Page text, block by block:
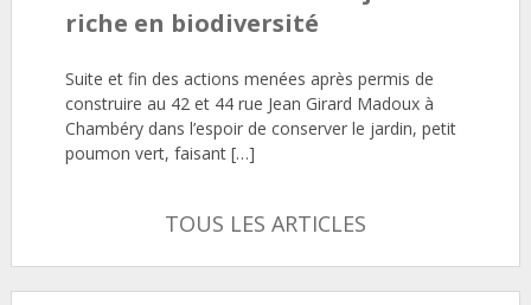
riche en biodiversité
Suite et fin des actions menées après permis de
construire au 42 et 44 rue Jean Girard Madoux à
Chambéry dans l’espoir de conserver le jardin, petit
poumon vert, faisant […]
TOUS LES ARTICLES